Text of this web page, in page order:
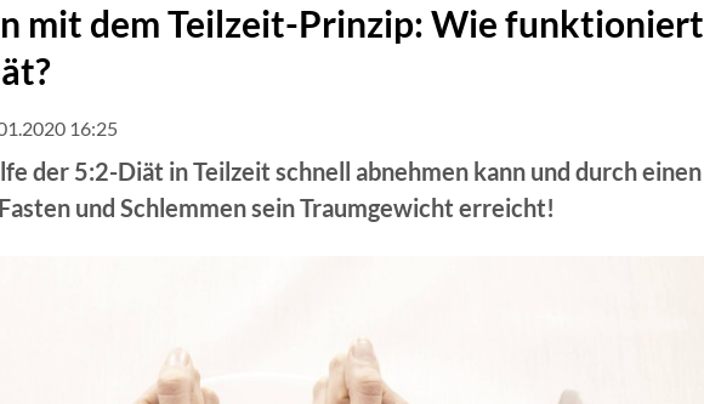
mit dem Teilzeit-Prinzip: Wie funktioniert
16:25
der 5:2-Diät in Teilzeit schnell abnehmen kann und durch einen
und Schlemmen sein Traumgewicht erreicht!